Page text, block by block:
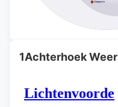
1Achterhoek Weer